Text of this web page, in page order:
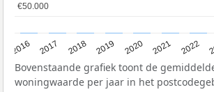
2016 2017 2018 2019 2020 2021 2022
€50.000
€50.000
Bovenstaande grafiek toont de
woningwaarde per jaar in het